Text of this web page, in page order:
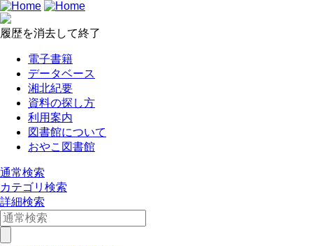
履歴を消去して終了
電子書籍
データベース
湘北紀要
資料の探し方
利用案内
図書館について
おやこ図書館
通常検索
カテゴリ検索
詳細検索